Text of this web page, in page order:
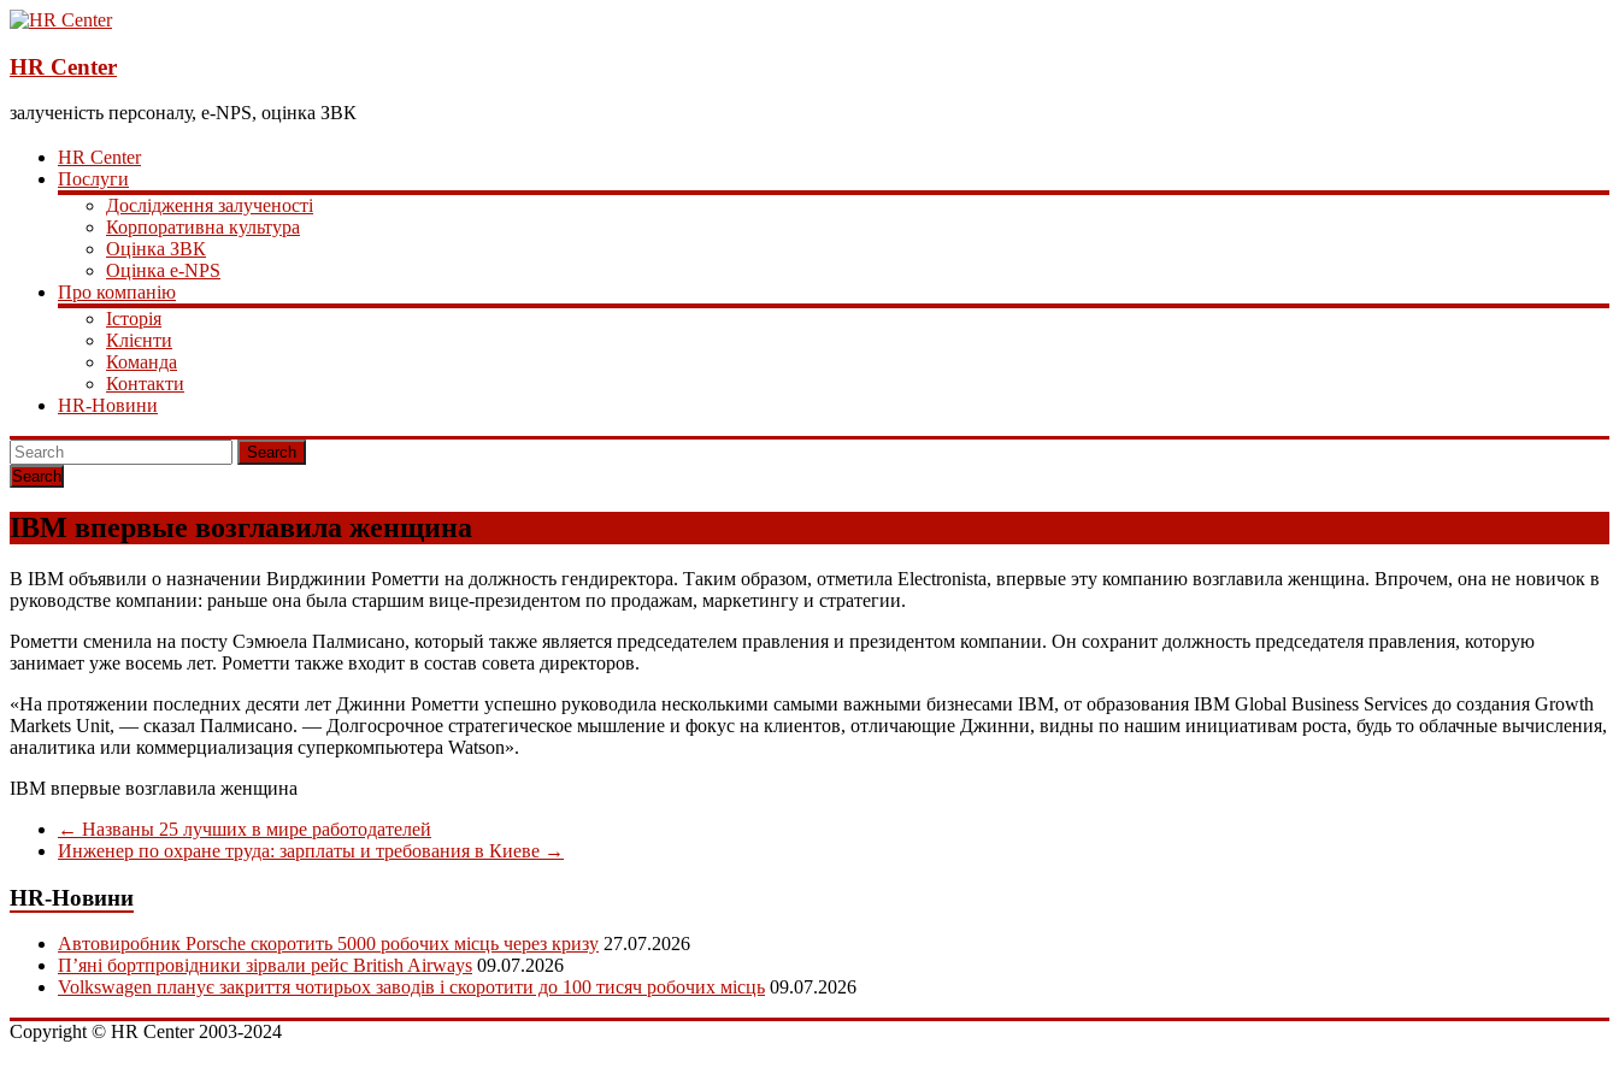
HR Center
залученість персоналу, e-NPS, оцінка ЗВК
HR Center
Послуги
Дослідження залученості
Корпоративна культура
Оцінка ЗВК
Оцінка e-NPS
Про компанію
Історія
Клієнти
Команда
Контакти
HR-Новини
Search
IBM впервые возглавила женщина
В IBM объявили о назначении Вирджинии Рометти на должность гендиректора. Таким образом, отметила Electronista, впервые эту компанию возглавила женщина. Впрочем, она не новичок в
руководстве компании: раньше она была старшим вице-президентом по продажам, маркетингу и стратегии.
Рометти сменила на посту Сэмюела Палмисано, который также является председателем правления и президентом компании. Он сохранит должность председателя правления, которую
занимает уже восемь лет. Рометти также входит в состав совета директоров.
«На протяжении последних десяти лет Джинни Рометти успешно руководила несколькими самыми важными бизнесами IBM, от образования IBM Global Business Services до создания Growth
Markets Unit, — сказал Палмисано. — Долгосрочное стратегическое мышление и фокус на клиентов, отличающие Джинни, видны по нашим инициативам роста, будь то облачные вычисления,
аналитика или коммерциализация суперкомпьютера Watson».
IBM впервые возглавила женщина
← Названы 25 лучших в мире работодателей
Инженер по охране труда: зарплаты и требования в Киеве →
HR-Новини
Автовиробник Porsche скоротить 5000 робочих місць через кризу 27.07.2026
П’яні бортпровідники зірвали рейс British Airways 09.07.2026
Volkswagen планує закриття чотирьох заводів і скоротити до 100 тисяч робочих місць 09.07.2026
Copyright © HR Center 2003-2024